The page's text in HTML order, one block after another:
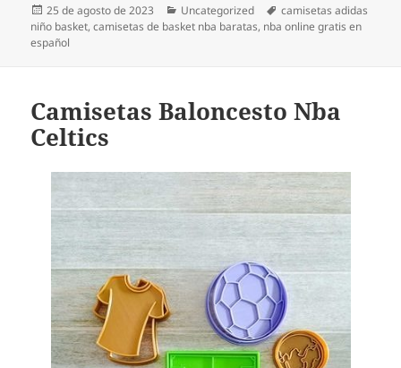
Publicado
el
25 de agosto de 2023 Categorías
Uncategorized Etiquetas
camisetas adidas
niño basket,camisetas de basket nba baratas, nba online gratis en
español
Camisetas Baloncesto Nba
Celtics